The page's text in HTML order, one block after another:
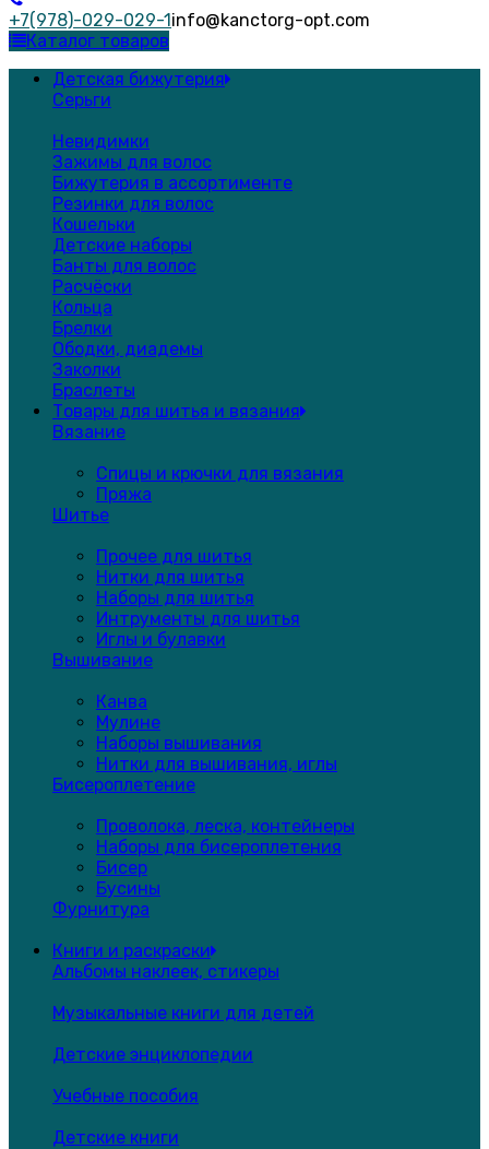
+7(978)-029-029-1info@kanctorg-opt.com
Каталог товаров
Детская бижутерия
Серьги
Невидимки
Зажимы для волос
Бижутерия в ассортименте
Резинки для волос
Кошельки
Детские наборы
Банты для волос
Расчёски
Кольца
Брелки
Ободки, диадемы
Заколки
Браслеты
Товары для шитья и вязания
Вязание
Спицы и крючки для вязания
Пряжа
Шитье
Прочее для шитья
Нитки для шитья
Наборы для шитья
Интрументы для шитья
Иглы и булавки
Вышивание
Канва
Мулине
Наборы вышивания
Нитки для вышивания, иглы
Бисероплетение
Проволока, леска, контейнеры
Наборы для бисероплетения
Бисер
Бусины
Фурнитура
Книги и раскраски
Альбомы наклеек, стикеры
Музыкальные книги для детей
Детские энциклопедии
Учебные пособия
Детские книги